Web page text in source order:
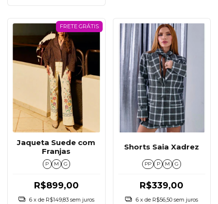
FRETE GRÁTIS
Jaqueta Suede com
Franjas
P M G
R$899,00
6 x de R$149,83 sem juros
Shorts Saia Xadrez
PP P M G
R$339,00
6 x de R$56,50 sem juros